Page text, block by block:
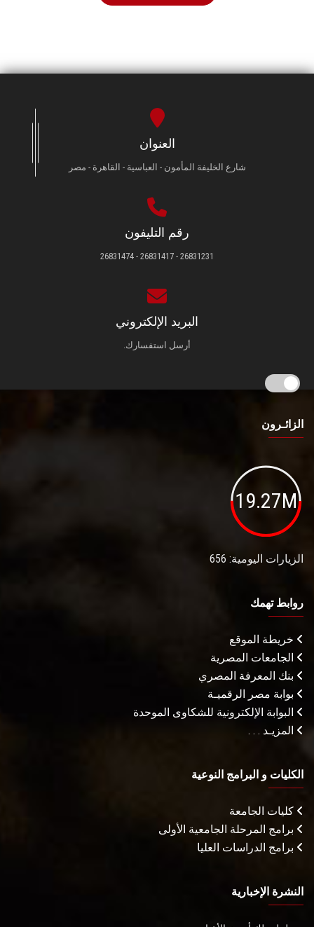
العنوان
شارع الخليفة المأمون - العباسية - القاهرة - مصر
رقم التليفون
26831231 - 26831417 - 26831474
البريد الإلكتروني
أرسل استفسارك.
الزائـرون
19.27M
الزيارات اليومية: 656
روابط تهمك
خريطة الموقع
الجامعات المصرية
بنك المعرفة المصري
بوابة مصر الرقميـة
البوابة الإلكترونية للشكاوى الموحدة
المزيـد . . .
الكليات و البرامج النوعية
كليات الجامعة
برامج المرحلة الجامعية الأولى
برامج الدراسات العليا
النشرة الإخبارية